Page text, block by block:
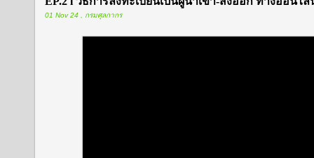
01 Nov 24 , กรมศุลกากร